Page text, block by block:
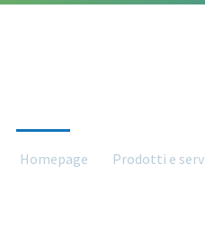
Homepage Prodotti e